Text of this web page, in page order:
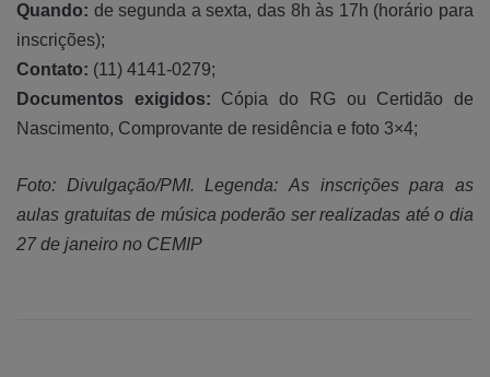
Quando: de segunda a sexta, das 8h às 17h (horário para
inscrições);
Contato: (11) 4141-0279;
Documentos exigidos: Cópia do RG ou Certidão de
Nascimento, Comprovante de residência e foto 3×4;
Foto: Divulgação/PMI.Legenda:As inscrições para as
aulas gratuitas de música poderão ser realizadas até o dia
27 de janeiro no CEMIP